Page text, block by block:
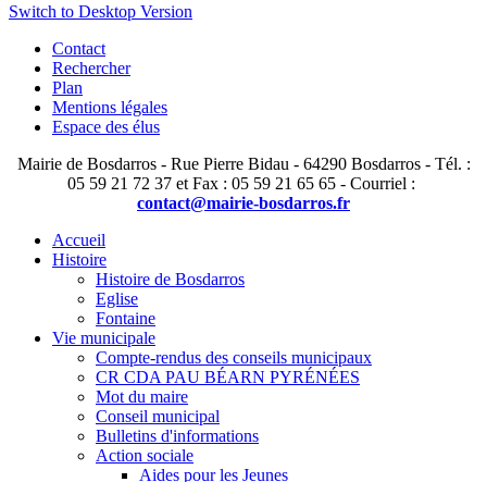
Switch to Desktop Version
Contact
Rechercher
Plan
Mentions légales
Espace des élus
Mairie de Bosdarros - Rue Pierre Bidau - 64290 Bosdarros - Tél. :
05 59 21 72 37 et Fax : 05 59 21 65 65 - Courriel :
contact@mairie-bosdarros.fr
Accueil
Histoire
Histoire de Bosdarros
Eglise
Fontaine
Vie municipale
Compte-rendus des conseils municipaux
CR CDA PAU BÉARN PYRÉNÉES
Mot du maire
Conseil municipal
Bulletins d'informations
Action sociale
Aides pour les Jeunes